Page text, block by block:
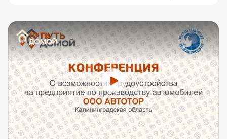
в трудоустройстве
заявку и мы подберем вам доступные варианты
в интересующей вас локации
Ваше имя